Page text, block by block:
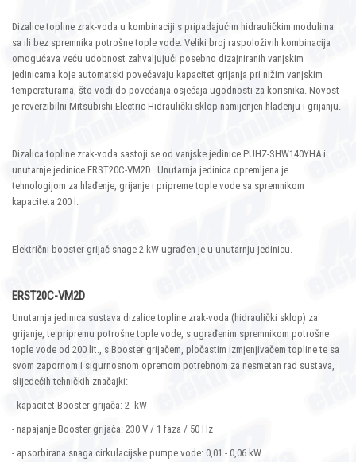
Dizalice topline zrak-voda u kombinaciji s pripadajućim hidrauličkim modulima
sa ili bez spremnika potrošne tople vode. Veliki broj raspoloživih kombinacija
omogućava veću udobnost zahvaljujući posebno dizajniranih vanjskim
jedinicama koje automatski povećavaju kapacitet grijanja pri nižim vanjskim
temperaturama, što vodi do povećanja osjećaja ugodnosti za korisnika. Novost
je reverzibilni Mitsubishi Electric Hidraulički sklop namijenjen hlađenju i grijanju.
Dizalica topline zrak-voda sastoji se od vanjske jedinice PUHZ-SHW140YHA i
unutarnje jedinice ERST20C-VM2D. Unutarnja jedinica opremljena je
tehnologijom za hlađenje, grijanje i pripreme tople vode sa spremnikom
kapaciteta 200 l.
Električni booster grijač snage 2 kW ugrađen je u unutarnju jedinicu.
ERST20C-VM2D
Unutarnja jedinica sustava dizalice topline zrak-voda (hidraulički sklop) za
grijanje, te pripremu potrošne tople vode, s ugrađenim spremnikom potrošne
tople vode od 200 lit., s Booster grijačem, pločastim izmjenjivačem topline te sa
svom zapornom i sigurnosnom opremom potrebnom za nesmetan rad sustava,
slijedećih tehničkih značajki:
- kapacitet Booster grijača: 2 kW
- napajanje Booster grijača: 230 V / 1 faza / 50 Hz
- apsorbirana snaga cirkulacijske pumpe vode: 0,01 - 0,06 kW